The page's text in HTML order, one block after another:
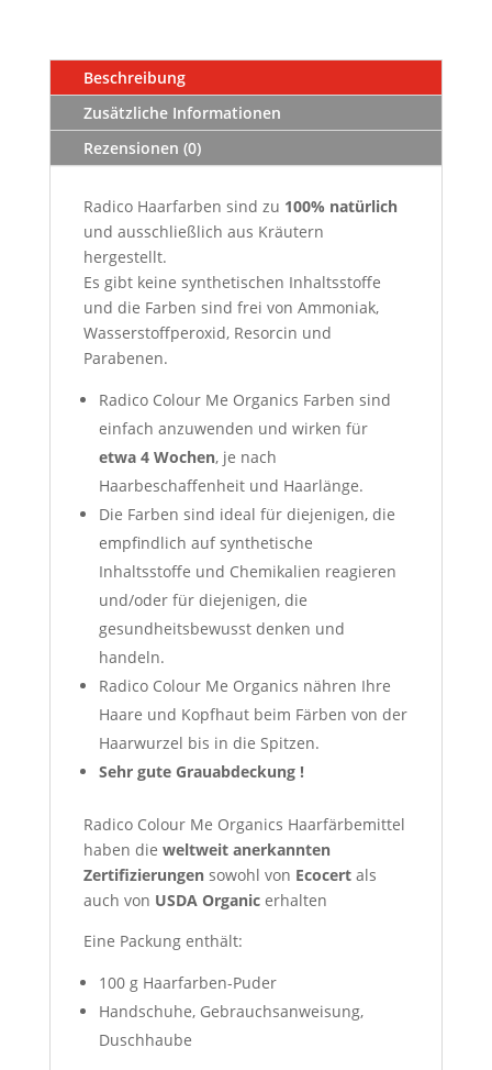
Beschreibung
Zusätzliche Informationen
Rezensionen (0)
Radico Haarfarben sind zu 100% natürlich
und ausschließlich aus Kräutern
hergestellt.
Es gibt keine synthetischen Inhaltsstoffe
und die Farben sind frei von Ammoniak,
Wasserstoffperoxid, Resorcin und
Parabenen.
Radico Colour Me Organics Farben sind
einfach anzuwenden und wirken für
etwa 4 Wochen, je nach
Haarbeschaffenheit und Haarlänge.
Die Farben sind ideal für diejenigen, die
empfindlich auf synthetische
Inhaltsstoffe und Chemikalien reagieren
und/oder für diejenigen, die
gesundheitsbewusst denken und
handeln.
Radico Colour Me Organics nähren Ihre
Haare und Kopfhaut beim Färben von der
Haarwurzel bis in die Spitzen.
Sehr gute Grauabdeckung !
Radico Colour Me Organics Haarfärbemittel
haben die weltweit anerkannten
Zertifizierungensowohl von Ecocertals
auch von USDA Organicerhalten
Eine Packung enthält:
100 g Haarfarben-Puder
Handschuhe, Gebrauchsanweisung,
Duschhaube